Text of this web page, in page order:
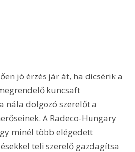
jó érzés jár át, ha dicsérik a
kuncsaft
nála dolgozó szerelőt a
A Radeco-Hungary
minél több elégedett
teli szerelő gazdagítsa